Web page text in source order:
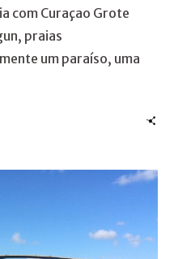
com Curaçao Grote
praias
um paraíso, uma